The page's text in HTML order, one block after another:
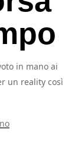
in mano ai
un reality così